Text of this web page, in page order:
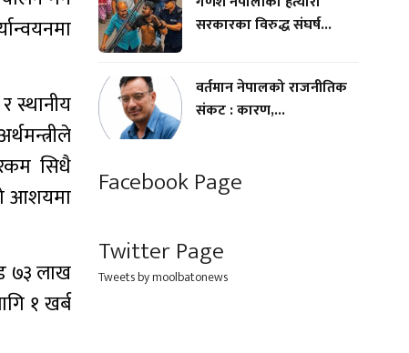
स्थानीय
सिधै
आशयमा
७३ लाख
१ खर्ब
सरकारका विरुद्ध संघर्ष...
वर्तमान नेपालको राजनीतिक
संकट : कारण,...
Facebook Page
Twitter Page
Tweets by moolbatonews